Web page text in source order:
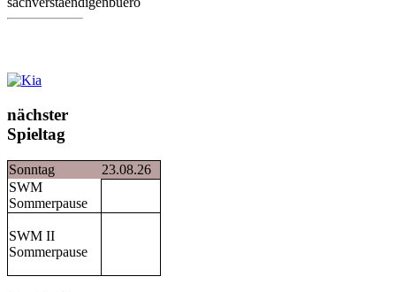
nächster
Spieltag
Sonntag
23.08.26
SWM
Sommerpause
SWM II
Sommerpause